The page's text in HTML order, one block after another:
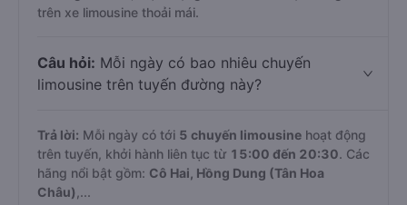
trên xe limousine thoải mái.
Câu hỏi: Mỗi ngày có bao nhiêu chuyến
limousine trên tuyến đường này?
Trả lời: Mỗi ngày có tới 5 chuyến limousine hoạt động
trên tuyến, khởi hành liên tục từ 15:00 đến 20:30. Các
hãng nổi bật gồm: Cô Hai, Hồng Dung (Tân Hoa
Châu) ,...